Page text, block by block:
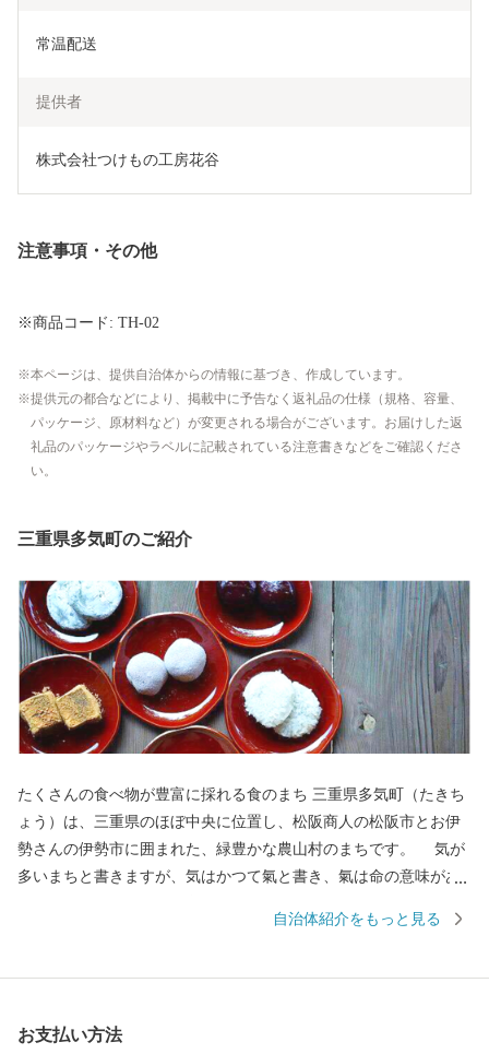
常温配送
提供者
株式会社つけもの工房花谷
注意事項・その他
※商品コード: TH-02
本ページは、提供自治体からの情報に基づき、作成しています。
提供元の都合などにより、掲載中に予告なく返礼品の仕様（規格、容量、
パッケージ、原材料など）が変更される場合がございます。お届けした返
礼品のパッケージやラベルに記載されている注意書きなどをご確認くださ
い。
三重県多気町のご紹介
たくさんの食べ物が豊富に採れる食のまち 三重県多気町（たきち
ょう）は、三重県のほぼ中央に位置し、松阪商人の松阪市とお伊
勢さんの伊勢市に囲まれた、緑豊かな農山村のまちです。 気が
多いまちと書きますが、気はかつて氣と書き、氣は命の意味があ
から、たくさんの食べ物が採れる場所という意味があります。
来ない特産の伊勢いもや、多気町発祥の前川次郎柿など、町の名
自治体紹介をもっと見る
お支払い方法